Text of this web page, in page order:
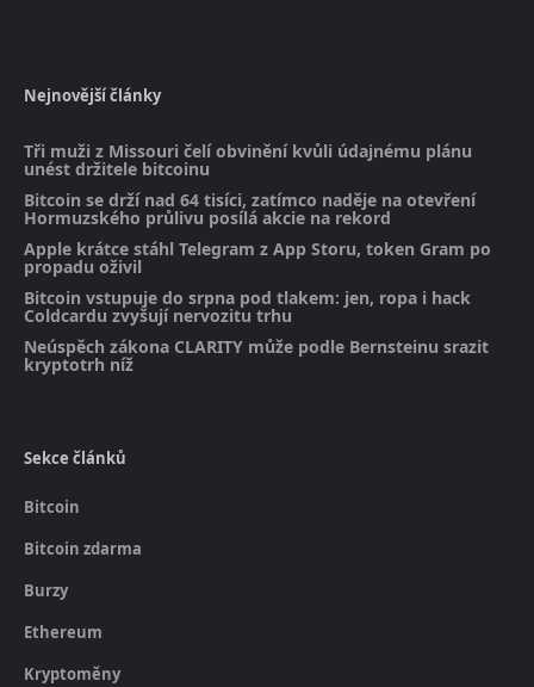
Nejnovější články
Tři muži z Missouri čelí obvinění kvůli údajnému plánu
unést držitele bitcoinu
Bitcoin se drží nad 64 tisíci, zatímco naděje na otevření
Hormuzského průlivu posílá akcie na rekord
Apple krátce stáhl Telegram z App Storu, token Gram po
propadu oživil
Bitcoin vstupuje do srpna pod tlakem: jen, ropa i hack
Coldcardu zvyšují nervozitu trhu
Neúspěch zákona CLARITY může podle Bernsteinu srazit
kryptotrh níž
Sekce článků
Bitcoin
Bitcoin zdarma
Burzy
Ethereum
Kryptoměny